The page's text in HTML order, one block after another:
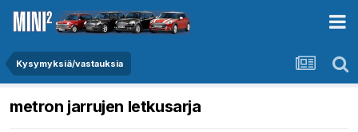
Kysymyksiä/vastauksia
metron jarrujen letkusarja